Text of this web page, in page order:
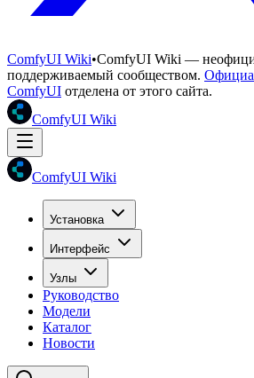
ComfyUI Wiki•ComfyUI Wiki —
поддерживаемый сообществом.
ComfyUI отделена от этого сайта.
ComfyUI Wiki
ComfyUI Wiki
Установка
Интерфейс
Узлы
Руководство
Модели
Каталог
Новости